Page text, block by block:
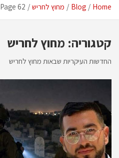
Home
Blog מחוץ לחריש Page 62
קטגוריה: מחוץ לחריש
החדשות העיקריות שבאות מחוץ לחריש